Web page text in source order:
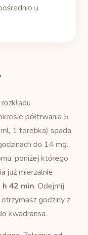
u
półtrwania 5
1 torebka) spada
do 14 mg.
poniżej którego
już mierzalnie
h 42 min. Odejmij
godziny z
kwadransa.